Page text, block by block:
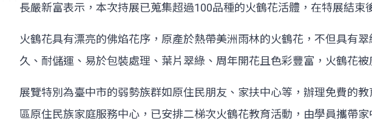
長嚴新富表示，本次持展已蒐集超過100品種的火鶴花活體，在特展結束
火鶴花具有漂亮的佛焰花序，原產於熱帶美洲雨林的火鶴花，不但具有
久、耐儲運、易於包裝處理、葉片翠綠、周年開花且色彩豐富，火鶴花
展覽特別為臺中市的弱勢族群如原住民朋友、家扶中心等，辦理免費的
區原住民族家庭服務中心，已安排二梯次火鶴花教育活動，由學員攜帶